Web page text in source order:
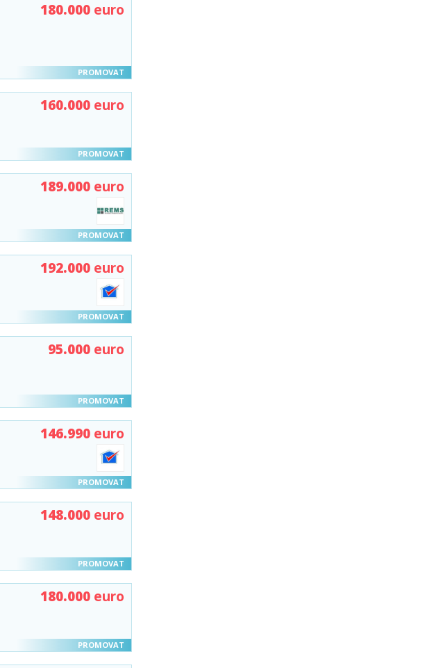
180.000 euro
160.000 euro
189.000 euro
192.000 euro
95.000 euro
146.990 euro
148.000 euro
180.000 euro